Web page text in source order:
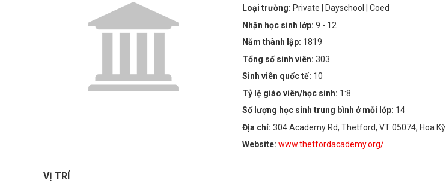
Loại trường: Private | Dayschool
| Coed
Nhận học sinh lớp:9 - 12
Năm thành lập: 1819
Tổng số sinh viên:303
Sinh viên quốc tế: 10
Tỷ lệ giáo viên/học sinh: 1:8
Số lượng học sinh trung bình ở mỗi lớp: 14
Địa chỉ:304 Academy Rd, Thetford, VT 05074, Hoa Kỳ
Website:www.thetfordacademy.org/
VỊ TRÍ